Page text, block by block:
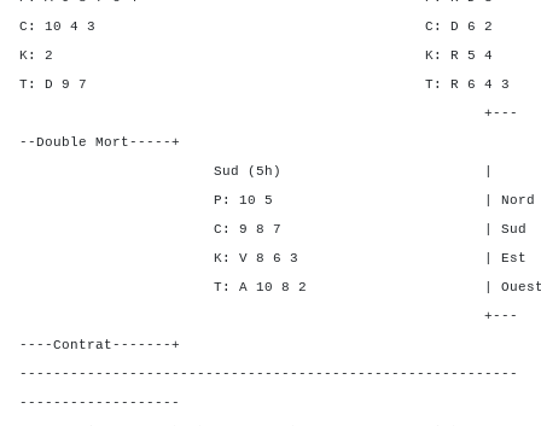
C: 10 4 3 C: D
K: 2 K: R 5
T: D 9 7 T: R 6
+---
--Double Mort-----+
Sud (5h) | SA P C
P: 10 5 | Nord - -
C: 9 8 7 | Sud - -
K: V 8 6 3 | Est 1 3
T: A 10 8 2 | Ouest 1
+---
----Contrat-------+
-----------------------------------------------------------
-------------------